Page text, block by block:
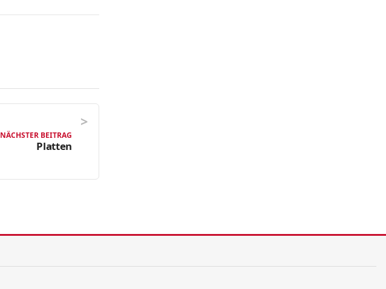
NÄCHSTER BEITRAG
Platten